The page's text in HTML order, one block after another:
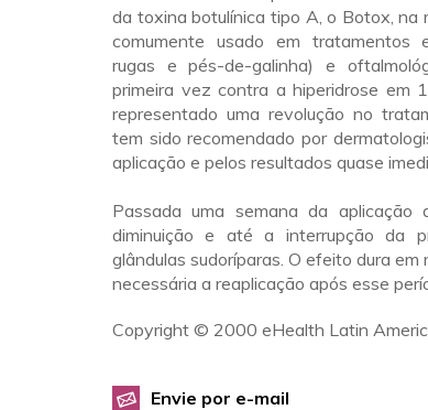
da toxina botulínica tipo A, o Botox, na
comumente usado em tratamentos
rugas e pés-de-galinha) e
primeira vez contra a hiperidrose em
representado uma revolução no
tem sido recomendado por
aplicação e pelos resultados quase
Passada uma semana da
diminuição e até a interrupção da
glândulas sudoríparas. O efeito dura em
necessária a reaplicação após esse
Copyright © 2000 eHealth Latin
Envie por e-mail